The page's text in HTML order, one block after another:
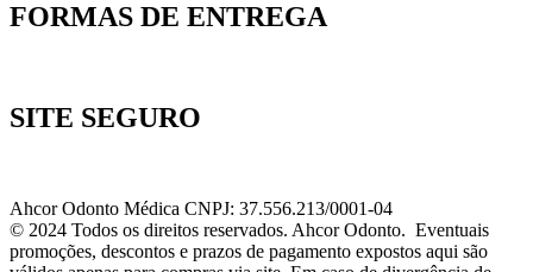
FORMAS DE ENTREGA
SITE SEGURO
Ahcor Odonto Médica CNPJ: 37.556.213/0001-04
© 2024 Todos os direitos reservados. Ahcor Odonto. Eventuais
promoções, descontos e prazos de pagamento expostos aqui são